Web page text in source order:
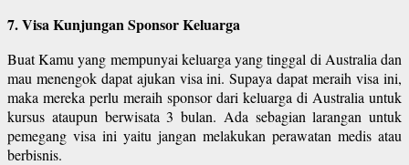
7. Visa Kunjungan Sponsor Keluarga
Buat Kamu yang mempunyai keluarga yang tinggal di Australia dan
mau menengok dapat ajukan visa ini. Supaya dapat meraih visa ini,
maka mereka perlu meraih sponsor dari keluarga di Australia untuk
kursus ataupun berwisata 3 bulan. Ada sebagian larangan untuk
pemegang visa ini yaitu jangan melakukan perawatan medis atau
berbisnis.